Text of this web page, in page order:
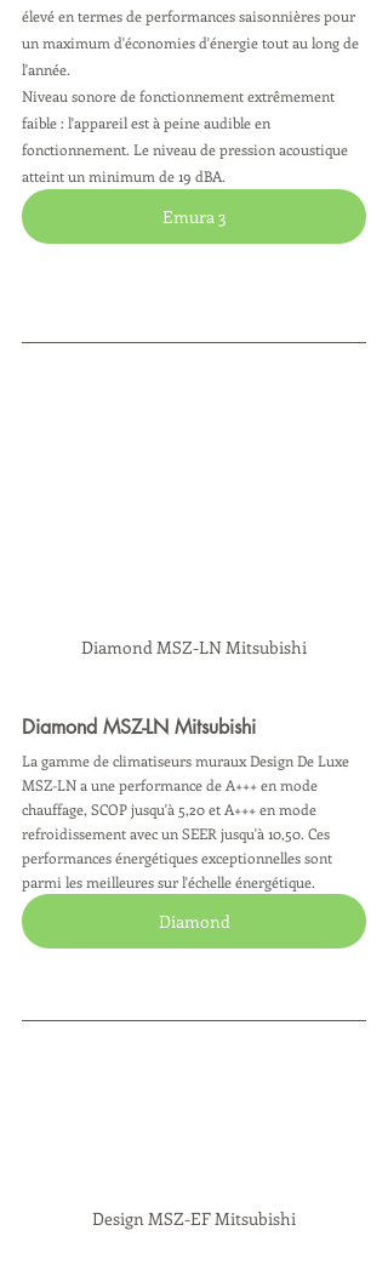
élevé en termes de performances saisonnières pour
un maximum d'économies d'énergie tout au long de
l'année.
Niveau sonore de fonctionnement extrêmement
faible : l'appareil est à peine audible en
fonctionnement. Le niveau de pression acoustique
atteint un minimum de 19 dBA.
Emura 3
Diamond MSZ-LN Mitsubishi
Diamond MSZ-LN Mitsubishi
La gamme de climatiseurs muraux Design De Luxe
MSZ-LN a une performance de A+++ en mode
chauffage, SCOP jusqu'à 5,20 et A+++ en mode
refroidissement avec un SEER jusqu'à 10,50. Ces
performances énergétiques exceptionnelles sont
parmi les meilleures sur l'échelle énergétique.
Diamond
Design MSZ-EF Mitsubishi